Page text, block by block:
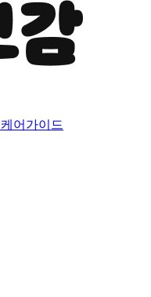
케어가이드